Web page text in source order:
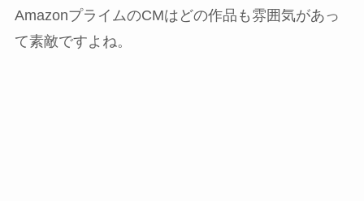
AmazonプライムのCMはどの作品も雰囲気があっ
て素敵ですよね。